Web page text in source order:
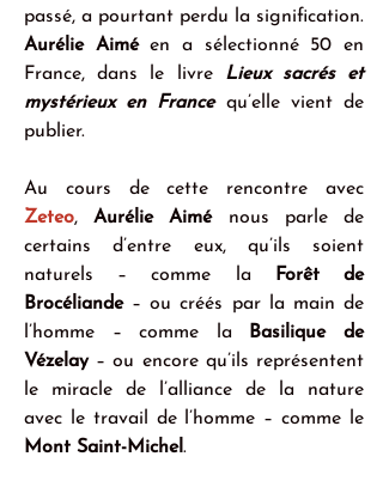
Aurélie Aimé en a sélectionné 50 en
France, dans le livre Lieux sacrés et
mystérieux en France qu’elle vient de
publier.
Zeteo, Aurélie Aimé nous parle de
certains d’entre eux, qu’ils soient
naturels – comme la Forêt de
Brocéliande – ou créés par la main de
l’homme – comme la Basilique de
Vézelay – ou encore qu’ils représentent
le miracle de l’alliance de la nature
Mont Saint-Michel.